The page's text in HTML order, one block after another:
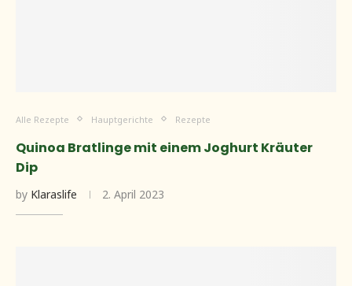
Alle Rezepte Hauptgerichte Rezepte
Quinoa Bratlinge mit einem Joghurt Kräuter
Dip
by Klaraslife 2. April 2023